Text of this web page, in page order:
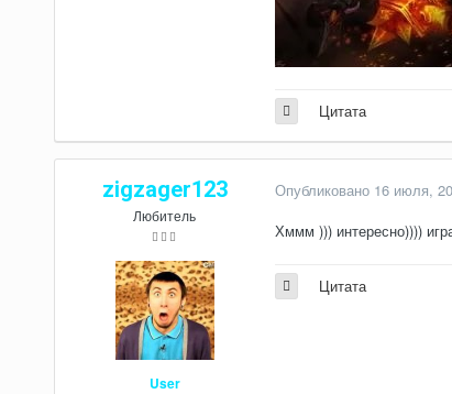
Цитата
zigzager123
Любитель
User
Опубликовано 16 июля,
Хммм ))) интересно))))
Цитата